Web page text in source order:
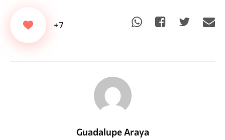
+7
Guadalupe Araya